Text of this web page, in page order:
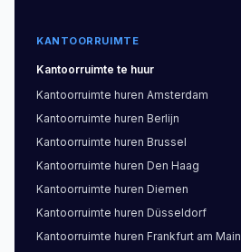
KANTOORRUIMTE
Kantoorruimte te huur
Kantoorruimte huren Amsterdam
Kantoorruimte huren Berlijn
Kantoorruimte huren Brussel
Kantoorruimte huren Den Haag
Kantoorruimte huren Diemen
Kantoorruimte huren Düsseldorf
Kantoorruimte huren Frankfurt am Main